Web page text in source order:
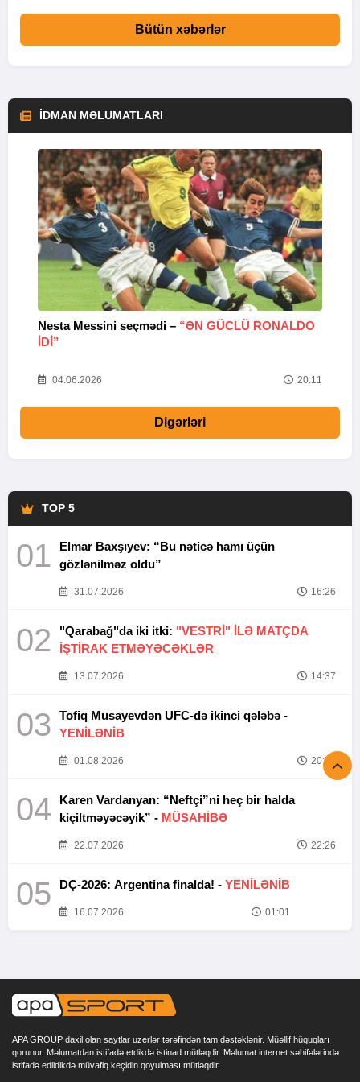
Bütün xəbərlər
İDMAN MƏLUMATLARI
Nesta Messini seçmədi – “ƏN GÜCLÜ RONALDO
IDI”
04.06.2026 20:11
Digərləri
TOP 5
01
Elmar Baxşıyev: “Bu nəticə hamı üçün
gözlənilməz oldu”
31.07.2026 16:26
02 "Qarabağ"da iki itki: "VESTRİ" İLƏ MATÇDA
İŞTİRAK ETMƏYƏCƏKLƏR
13.07.2026 14:37
03
Tofiq Musayevdən UFC-də ikinci qələbə -
YENİLƏNİB
01.08.2026 20:52
04
Karen Vardanyan: “Neftçi”ni heç bir halda
kiçiltməyəcəyik” - MÜSAHİBƏ
22.07.2026 22:26
05 DÇ-2026: Argentina finalda! - YENİLƏNİB
16.07.2026 01:01
APA GROUP daxil olan saytlar uzerlər tərəfindən tam dəstəklənir. Müəllif hüquqları
qorunur. Məlumatdan istifadə etdikdə istinad mütləqdir. Məlumat internet səhifələrində
istifadə edildikdə müvafiq keçidin qoyulması mütləqdir.